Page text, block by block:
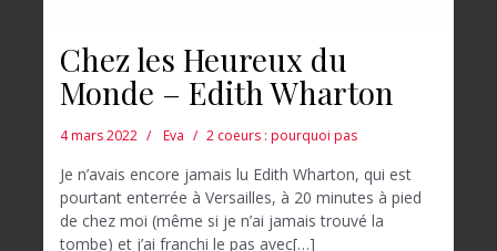
Chez les Heureux du
Monde – Edith Wharton
4 mars 2022 Eva 2 coeurs : pourquoi pas
Je n’avais encore jamais lu Edith Wharton, qui est
pourtant enterrée à Versailles, à 20 minutes à pied
de chez moi (même si je n’ai jamais trouvé la
tombe) et j’ai franchi le pas avec[…]